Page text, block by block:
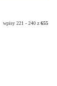
wpisy 221 - 240 z655